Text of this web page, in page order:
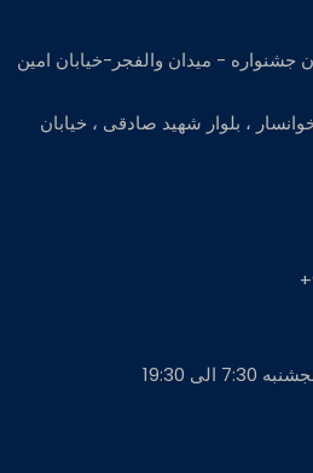
جشنواره - میدان والفجر-خیابان امین
، بلوار شهید صادقی ، خیابان
الی 19:30